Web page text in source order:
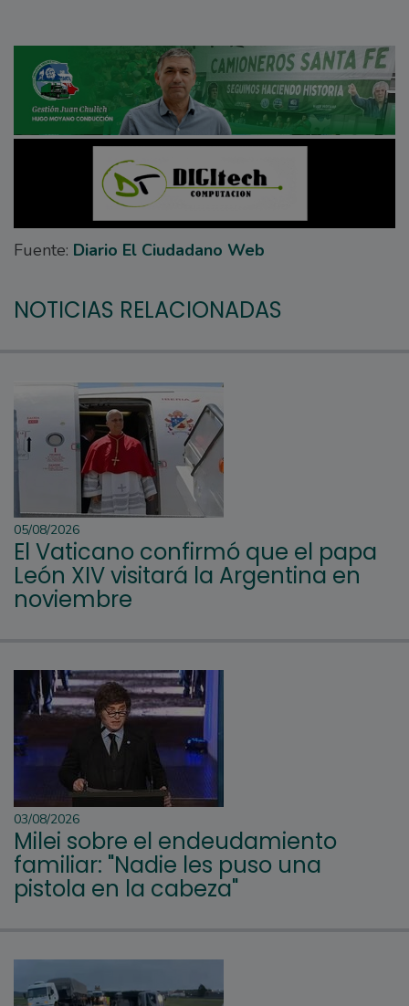
Fuente: Diario El Ciudadano Web
NOTICIAS RELACIONADAS
05/08/2026
El Vaticano confirmó que el papa
León XIV visitará la Argentina en
noviembre
03/08/2026
Milei sobre el endeudamiento
familiar: "Nadie les puso una
pistola en la cabeza"